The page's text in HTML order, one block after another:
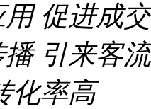
用 促进成交
播 引来客
化率高